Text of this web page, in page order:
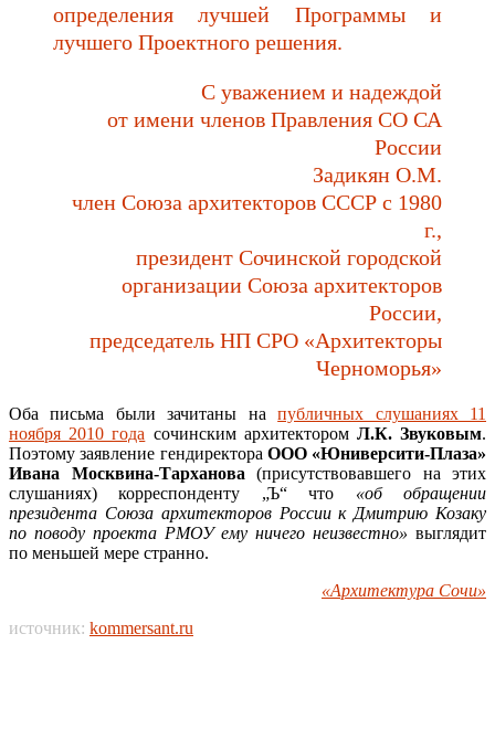
определения лучшей Программы и
лучшего Проектного решения.
С уважением и надеждой
от имени членов Правления СО СА
России
Задикян О.М.
член Союза архитекторов СССР с 1980
г.,
президент Сочинской городской
организации Союза архитекторов
России,
председатель НП СРО «Архитекторы
Черноморья»
Оба письма были зачитаны напубличных слушаниях 11
ноября 2010 года сочинским архитектором Л.К. Звуковым.
Поэтому заявление гендиректора ООО «Юниверсити-Плаза»
Ивана Москвина-Тарханова (присутствовавшего на этих
слушаниях) корреспонденту „Ъ“ что «об обращении
президента Союза архитекторов России к Дмитрию Козаку
по поводу проекта РМОУ ему ничего неизвестно» выглядит
по меньшей мере странно.
«Архитектура Сочи»
источник: kommersant.ru